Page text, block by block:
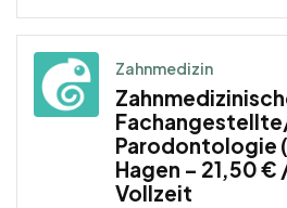
Zahnmedizin
Parodontologie
Hagen – 21,50 €
Vollzeit